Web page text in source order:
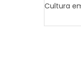
Cultura